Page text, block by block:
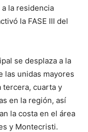
la residencia
la FASE III del
se desplaza a la
las unidas mayores
tercera, cuarta y
en la región, así
la costa en el área
y Montecristi.